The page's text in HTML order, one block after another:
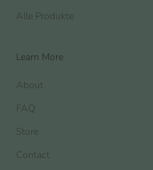
Alle Produkte
Learn More
About
FAQ
Store
Contact